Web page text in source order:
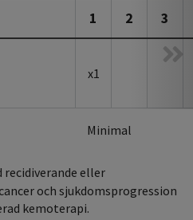
1 2 3
x1
Minimal
recidiverande eller
och sjukdomsprogression
kemoterapi.